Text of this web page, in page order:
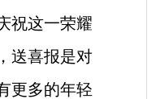
祝这一荣耀
送喜报是对
更多的年轻